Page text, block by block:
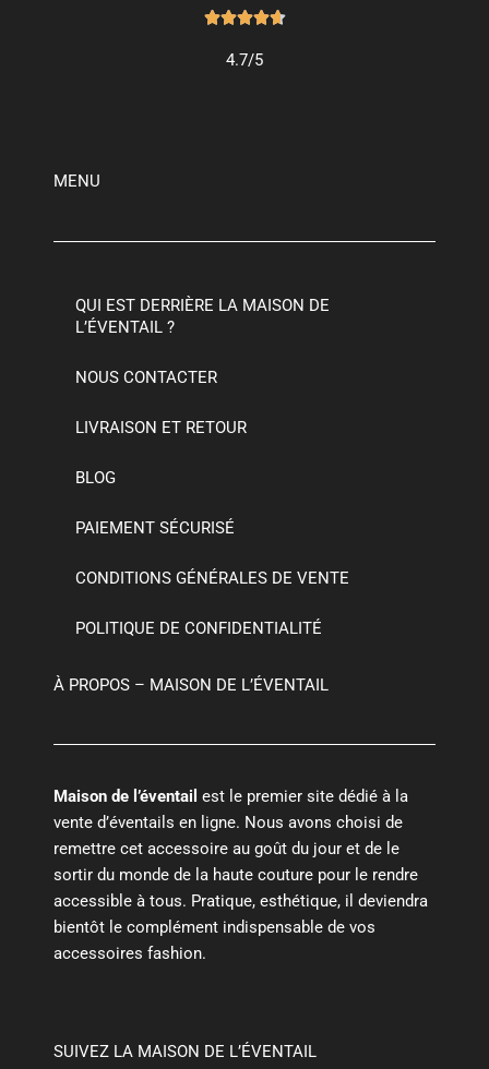
Noté
4.7/5
MENU
QUI EST DERRIÈRE LA MAISON DE
L’ÉVENTAIL ?
NOUS CONTACTER
LIVRAISON ET RETOUR
BLOG
PAIEMENT SÉCURISÉ
CONDITIONS GÉNÉRALES DE VENTE
POLITIQUE DE CONFIDENTIALITÉ
À PROPOS – MAISON DE L’ÉVENTAIL
Maison de l’éventail est le premier site dédié à la
vente d’éventails en ligne. Nous avons choisi de
remettre cet accessoire au goût du jour et de le
sortir du monde de la haute couture pour le rendre
accessible à tous. Pratique, esthétique, il deviendra
bientôt le complément indispensable de vos
accessoires fashion.
SUIVEZ LA MAISON DE L’ÉVENTAIL